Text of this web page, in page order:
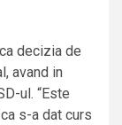
decizia de
avand in
ul. “Este
s-a dat curs